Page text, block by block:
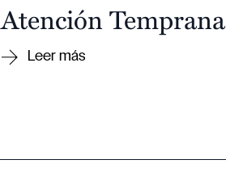
Atención Temprana